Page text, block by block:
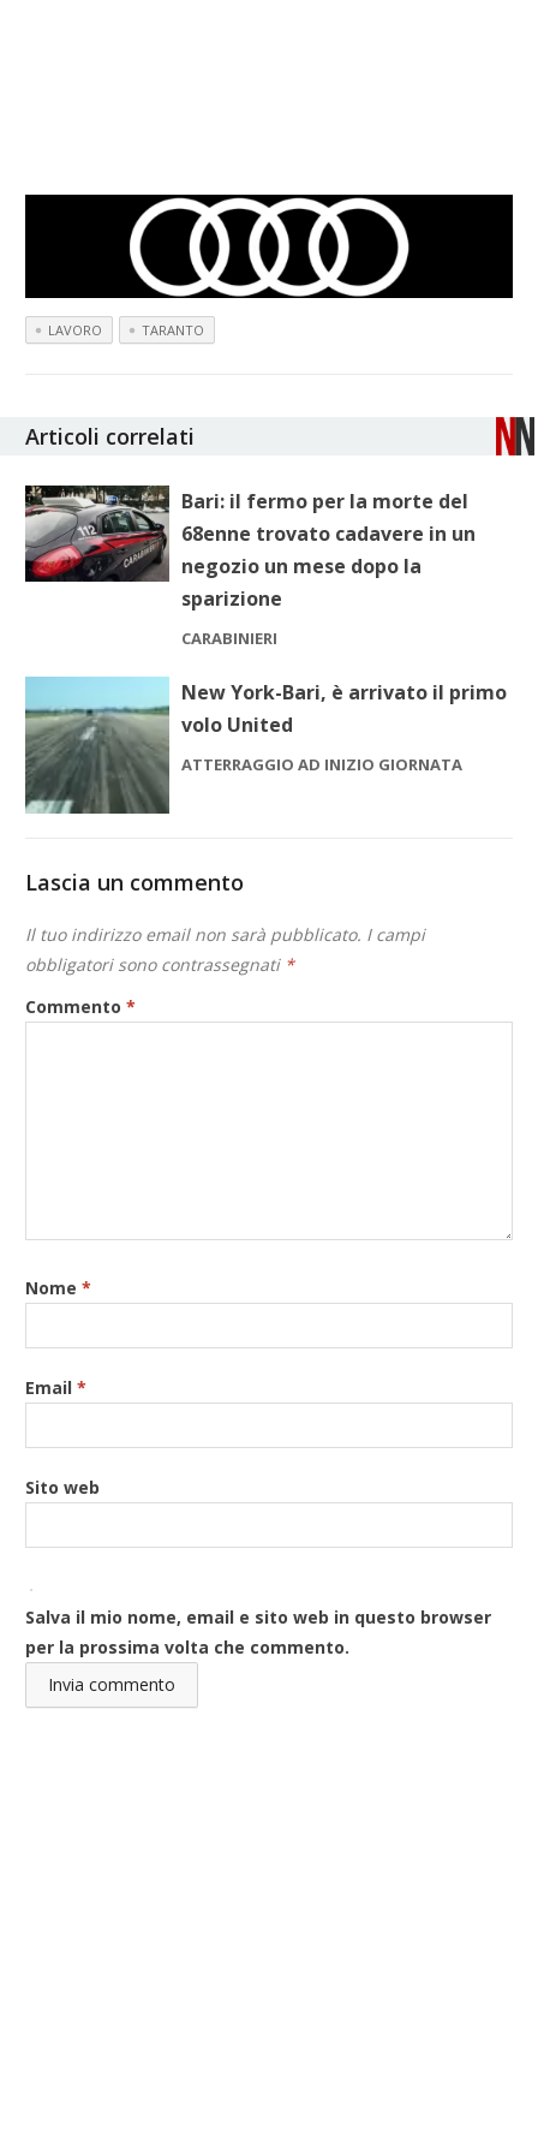
LAVORO TARANTO
Articoli correlati
Bari: il fermo per la morte del
68enne trovato cadavere in un
negozio un mese dopo la
sparizione
CARABINIERI
New York-Bari, è arrivato il primo
volo United
ATTERRAGGIO AD INIZIO GIORNATA
Lascia un commento
Il tuo indirizzo email non sarà pubblicato. I campi
obbligatori sono contrassegnati *
Commento*
Nome*
Email*
Sito web
Salva il mio nome, email e sito web in questo browser
per la prossima volta che commento.